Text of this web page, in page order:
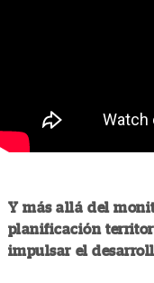
Y más allá del
planificación
impulsar el